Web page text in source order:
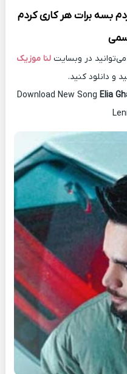
بسه برات هر کاری کردم
در وبسایتلنا موزیک
و دانلود کنید.
Download New Song Elia